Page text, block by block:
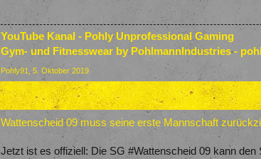
YouTube Kanal - Pohly Unprofessional Gaming
Gym- und Fitnesswear by PohlmannIndustries -
Pohly91 , 5. Oktober 2019
Wattenscheid 09 muss seine erste Mannschaft
Jetzt ist es offiziell: Die SG #Wattenscheid 09 kann